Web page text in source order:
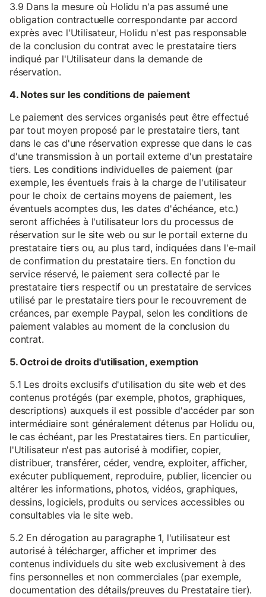
3.9 Dans la mesure où Holidu n'a pas assumé une
obligation contractuelle correspondante par accord
exprès avec l'Utilisateur, Holidu n'est pas responsable
de la conclusion du contrat avec le prestataire tiers
indiqué par l'Utilisateur dans la demande de
réservation.
4. Notes sur les conditions de paiement
Le paiement des services organisés peut être effectué
par tout moyen proposé par le prestataire tiers, tant
dans le cas d'une réservation expresse que dans le cas
d'une transmission à un portail externe d'un prestataire
tiers. Les conditions individuelles de paiement (par
exemple, les éventuels frais à la charge de l'utilisateur
pour le choix de certains moyens de paiement, les
éventuels acomptes dus, les dates d'échéance, etc.)
seront affichées à l'utilisateur lors du processus de
réservation sur le site web ou sur le portail externe du
prestataire tiers ou, au plus tard, indiquées dans l'e-mail
de confirmation du prestataire tiers. En fonction du
service réservé, le paiement sera collecté par le
prestataire tiers respectif ou un prestataire de services
utilisé par le prestataire tiers pour le recouvrement de
créances, par exemple Paypal, selon les conditions de
paiement valables au moment de la conclusion du
contrat.
5. Octroi de droits d'utilisation, exemption
5.1 Les droits exclusifs d'utilisation du site web et des
contenus protégés (par exemple, photos, graphiques,
descriptions) auxquels il est possible d'accéder par son
intermédiaire sont généralement détenus par Holidu ou,
le cas échéant, par les Prestataires tiers. En particulier,
l'Utilisateur n'est pas autorisé à modifier, copier,
distribuer, transférer, céder, vendre, exploiter, afficher,
exécuter publiquement, reproduire, publier, licencier ou
altérer les informations, photos, vidéos, graphiques,
dessins, logiciels, produits ou services accessibles ou
consultables via le site web.
5.2 En dérogation au paragraphe 1, l'utilisateur est
autorisé à télécharger, afficher et imprimer des
contenus individuels du site web exclusivement à des
fins personnelles et non commerciales (par exemple,
documentation des détails/preuves du Prestataire tier).